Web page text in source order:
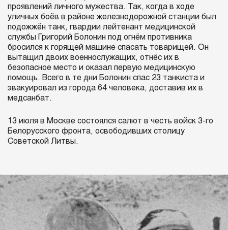
проявлений личного мужества. Так, когда в ходе
уличных боёв в районе железнодорожной станции был
подожжён танк, гвардии лейтенант медицинской
службы Григорий Болонин под огнём противника
бросился к горящей машине спасать товарищей. Он
вытащил двоих военнослужащих, отнёс их в
безопасное место и оказал первую медицинскую
помощь. Всего в те дни Болонин спас 23 танкиста и
эвакуировал из города 64 человека, доставив их в
медсанбат.
13 июля в Москве состоялся салют в честь войск 3-го
Белорусского фронта, освободивших столицу
Советской Литвы.